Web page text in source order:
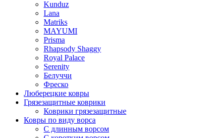
Kunduz
Lana
Matriks
MAYUMI
Prisma
Rhapsody Shaggy
Royal Palace
Serenity
Белуччи
Фреско
Люберецкие ковры
Грязезащитные коврики
Коврики грязезащитные
Ковры по виду ворса
С длинным ворсом